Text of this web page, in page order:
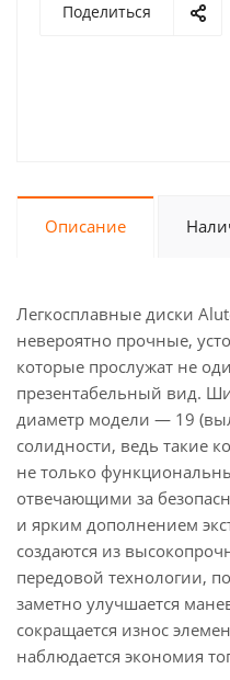
Поделиться
Описание
Легкосплавные диски
невероятно прочные,
которые прослужат не
презентабельный вид.
диаметр модели — 19
солидности, ведь такие
не только
отвечающими за
и ярким дополнением
создаются из
передовой технологии,
заметно улучшается
сокращается износ
наблюдается экономия